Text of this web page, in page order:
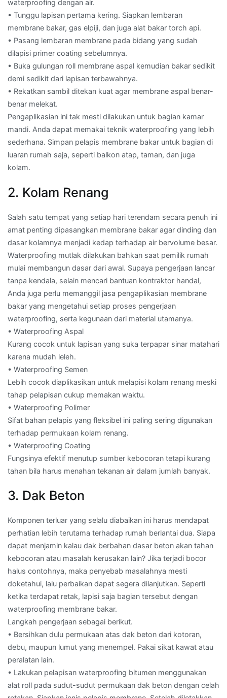
waterproofing dengan air.
• Tunggu lapisan pertama kering. Siapkan lembaran
membrane bakar, gas elpiji, dan juga alat bakar torch api.
• Pasang lembaran membrane pada bidang yang sudah
dilapisi primer coating sebelumnya.
• Buka gulungan roll membrane aspal kemudian bakar sedikit
demi sedikit dari lapisan terbawahnya.
• Rekatkan sambil ditekan kuat agar membrane aspal benar-
benar melekat.
Pengaplikasian ini tak mesti dilakukan untuk bagian kamar
mandi. Anda dapat memakai teknik waterproofing yang lebih
sederhana. Simpan pelapis membrane bakar untuk bagian di
luaran rumah saja, seperti balkon atap, taman, dan juga
kolam.
2. Kolam Renang
Salah satu tempat yang setiap hari terendam secara penuh ini
amat penting dipasangkan membrane bakar agar dinding dan
dasar kolamnya menjadi kedap terhadap air bervolume besar.
Waterproofing mutlak dilakukan bahkan saat pemilik rumah
mulai membangun dasar dari awal. Supaya pengerjaan lancar
tanpa kendala, selain mencari bantuan kontraktor handal,
Anda juga perlu memanggil jasa pengaplikasian membrane
bakar yang mengetahui setiap proses pengerjaan
waterproofing, serta kegunaan dari material utamanya.
• Waterproofing Aspal
Kurang cocok untuk lapisan yang suka terpapar sinar matahari
karena mudah leleh.
• Waterproofing Semen
Lebih cocok diaplikasikan untuk melapisi kolam renang meski
tahap pelapisan cukup memakan waktu.
• Waterproofing Polimer
Sifat bahan pelapis yang fleksibel ini paling sering digunakan
terhadap permukaan kolam renang.
• Waterproofing Coating
Fungsinya efektif menutup sumber kebocoran tetapi kurang
tahan bila harus menahan tekanan air dalam jumlah banyak.
3. Dak Beton
Komponen terluar yang selalu diabaikan ini harus mendapat
perhatian lebih terutama terhadap rumah berlantai dua. Siapa
dapat menjamin kalau dak berbahan dasar beton akan tahan
kebocoran atau masalah kerusakan lain? Jika terjadi bocor
halus contohnya, maka penyebab masalahnya mesti
doketahui, lalu perbaikan dapat segera dilanjutkan. Seperti
ketika terdapat retak, lapisi saja bagian tersebut dengan
waterproofing membrane bakar.
Langkah pengerjaan sebagai berikut.
• Bersihkan dulu permukaan atas dak beton dari kotoran,
debu, maupun lumut yang menempel. Pakai sikat kawat atau
peralatan lain.
• Lakukan pelapisan waterproofing bitumen menggunakan
alat roll pada sudut-sudut permukaan dak beton dengan celah